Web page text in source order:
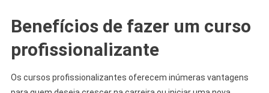
Benefícios de fazer um curso
profissionalizante
Os cursos profissionalizantes oferecem inúmeras vantagens